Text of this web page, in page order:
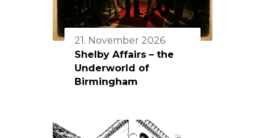
21. November 2026
Shelby Affairs – the
Underworld of
Birmingham